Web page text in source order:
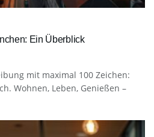
Ein Überblick
mit maximal 100 Zeichen:
Wohnen, Leben, Genießen –